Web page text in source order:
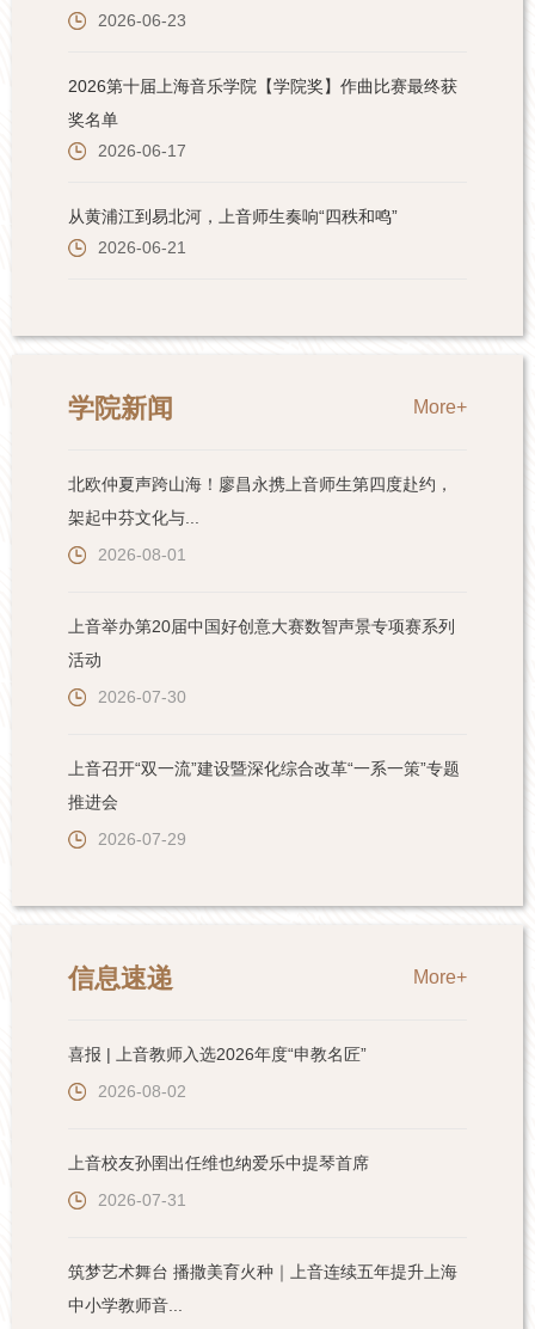
学院新闻 More+
北欧仲夏声跨山海！廖昌永携上音师生第四度赴约，
架起中芬文化与...
2026-08-01
上音举办第20届中国好创意大赛数智声景专项赛系列
活动
2026-07-30
上音召开“双一流”建设暨深化综合改革“一系一策”专题
推进会
2026-07-29
信息速递 More+
喜报 | 上音教师入选2026年度“申教名匠”
2026-08-02
上音校友孙圉出任维也纳爱乐中提琴首席
2026-07-31
筑梦艺术舞台 播撒美育火种｜上音连续五年提升上海
中小学教师音...